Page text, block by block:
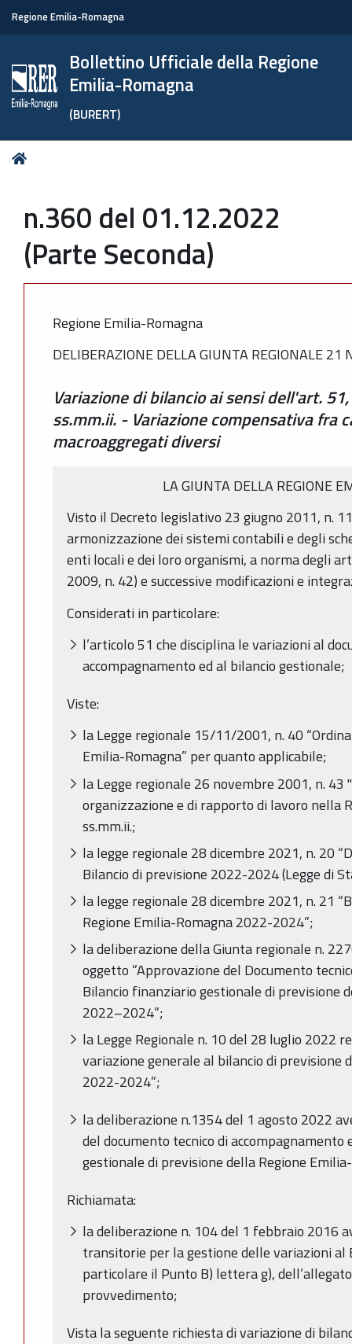
Regione Emilia-Romagna
Bollettino Ufficiale della Regione
Emilia-Romagna
(BURERT)
Tu
n.360 del 01.12.2022
(Parte Seconda)
Regione Emilia-Romagna
DELIBERAZIONE DELLA GIUNTA REGIONALE
Variazione di bilancio ai sensi dell'art.
ss.mm.ii. - Variazione compensativa fra
macroaggregati diversi
LA GIUNTA DELLA REGIONE
Visto il Decreto legislativo 23 giugno 2011, n.
armonizzazione dei sistemi contabili e degli
enti locali e dei loro organismi, a norma degli
2009, n. 42) e successive modificazioni e
Considerati in particolare:
l’articolo 51 che disciplina le variazioni al
accompagnamento ed al bilancio gestionale;
Viste:
la Legge regionale 15/11/2001, n. 40
Emilia-Romagna” per quanto applicabile;
la Legge regionale 26 novembre 2001, n. 43
organizzazione e di rapporto di lavoro nella
ss.mm.ii.;
la legge regionale 28 dicembre 2021, n. 20
Bilancio di previsione 2022-2024 (Legge di
la legge regionale 28 dicembre 2021, n. 21
Regione Emilia-Romagna 2022-2024”;
la deliberazione della Giunta regionale n.
oggetto “Approvazione del Documento
Bilancio finanziario gestionale di previsione
2022–2024”;
la Legge Regionale n. 10 del 28 luglio 2022
variazione generale al bilancio di previsione
2022-2024”;
la deliberazione n.1354 del 1 agosto 2022
del documento tecnico di
gestionale di previsione della Regione
Richiamata:
la deliberazione n. 104 del 1 febbraio 2016
transitorie per la gestione delle variazioni al
particolare il Punto B) lettera g),
provvedimento;
Vista la seguente richiesta di variazione di